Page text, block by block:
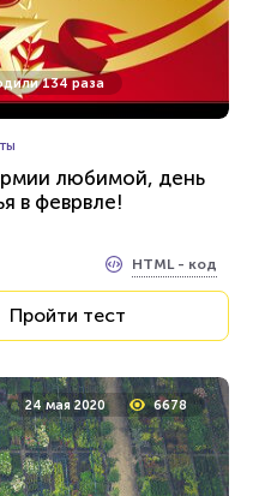
134 раза
любимой, день
в феврвле!
HTML - код
Пройти тест
24 мая 2020 6678